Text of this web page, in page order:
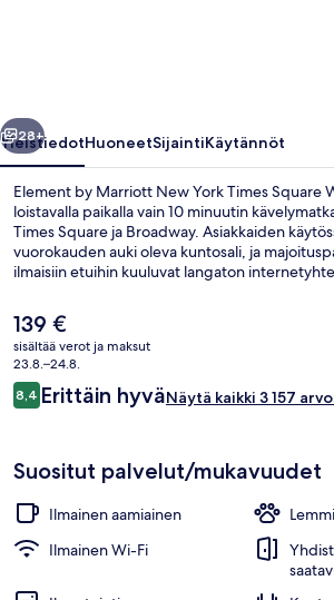
West
valokuvagalleria
Seuraava
28+
YleistiedotHuoneetSijaintiKäytännöt
Element by Marriott New York Times Square
loistavalla paikalla vain 10 minuutin
Times Square ja Broadway. Asiakkaiden
vuorokauden auki oleva kuntosali, ja
ilmaisiin etuihin kuuluvat langaton
buffetaamiainen. Lisäksi Madison Square
sijaitsevat vain 10 minuutin kävelymatkan
majoituspaikasta sen keskeisen sijainnin ja
vuoksi ja siksi, että se sijaitsee lähellä julkisen
St. - Port Authorityn bussien pääteasema
askeleen päässä ja Times Square – 42nd
Nykyinen
hinta
on
139 €
139 €
sisältää verot ja maksut
23.8.–24.8.
Arvostelut
8,48,4 kautta 10.
Erittäin hyväNäytä kaikki 3 157
Suositut palvelut/mukavuudet
Ilmainen aamiainen
Ilmainen Wi-Fi